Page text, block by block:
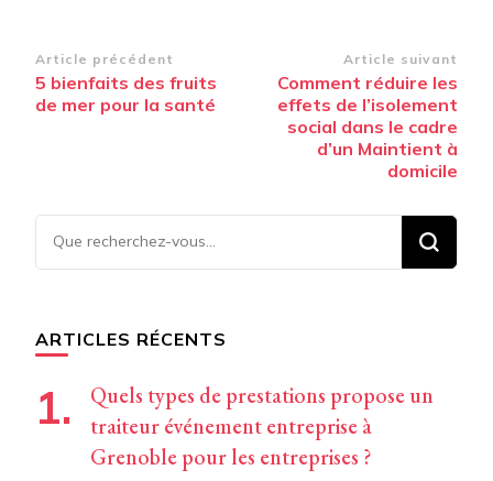
Navigation
d’article
Article précédent
5 bienfaits des fruits
de mer pour la santé
Article suivant
Comment réduire les
effets de l’isolement
social dans le cadre
d’un Maintient à
domicile
ARTICLES RÉCENTS
Quels types de prestations propose un
traiteur événement entreprise à
Grenoble pour les entreprises ?